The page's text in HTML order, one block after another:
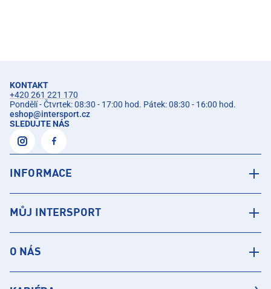
KONTAKT
+420 261 221 170
Pondělí - Čtvrtek: 08:30 - 17:00 hod. Pátek: 08:30 - 16:00 hod.
eshop@intersport.cz
SLEDUJTE NÁS
INFORMACE
MŮJ INTERSPORT
O NÁS